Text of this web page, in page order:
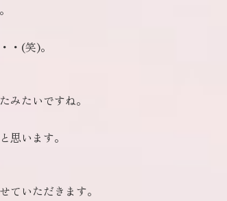
・(笑)。
みたいですね。
思います。
ていただきます。